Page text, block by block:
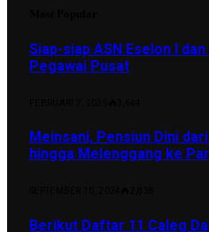
Siap-siap ASN Eselon I
Pegawai Pusat
Meinsani, Pensiun Dini
hingga Melenggang ke
Berikut Daftar 11 Caleg